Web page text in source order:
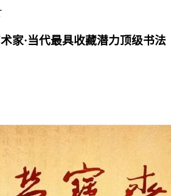
家·当代最具收藏潜力顶级书法